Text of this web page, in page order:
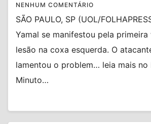
NENHUM COMENTÁRIO
SÃO PAULO, SP (UOL/
Yamal se manifestou pela primeira
lesão na coxa esquerda. O
lamentou o problem… leia mais no
Minuto…